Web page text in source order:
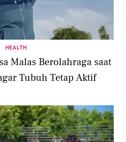
HEALTH
Malas Berolahraga saat
Tubuh Tetap Aktif